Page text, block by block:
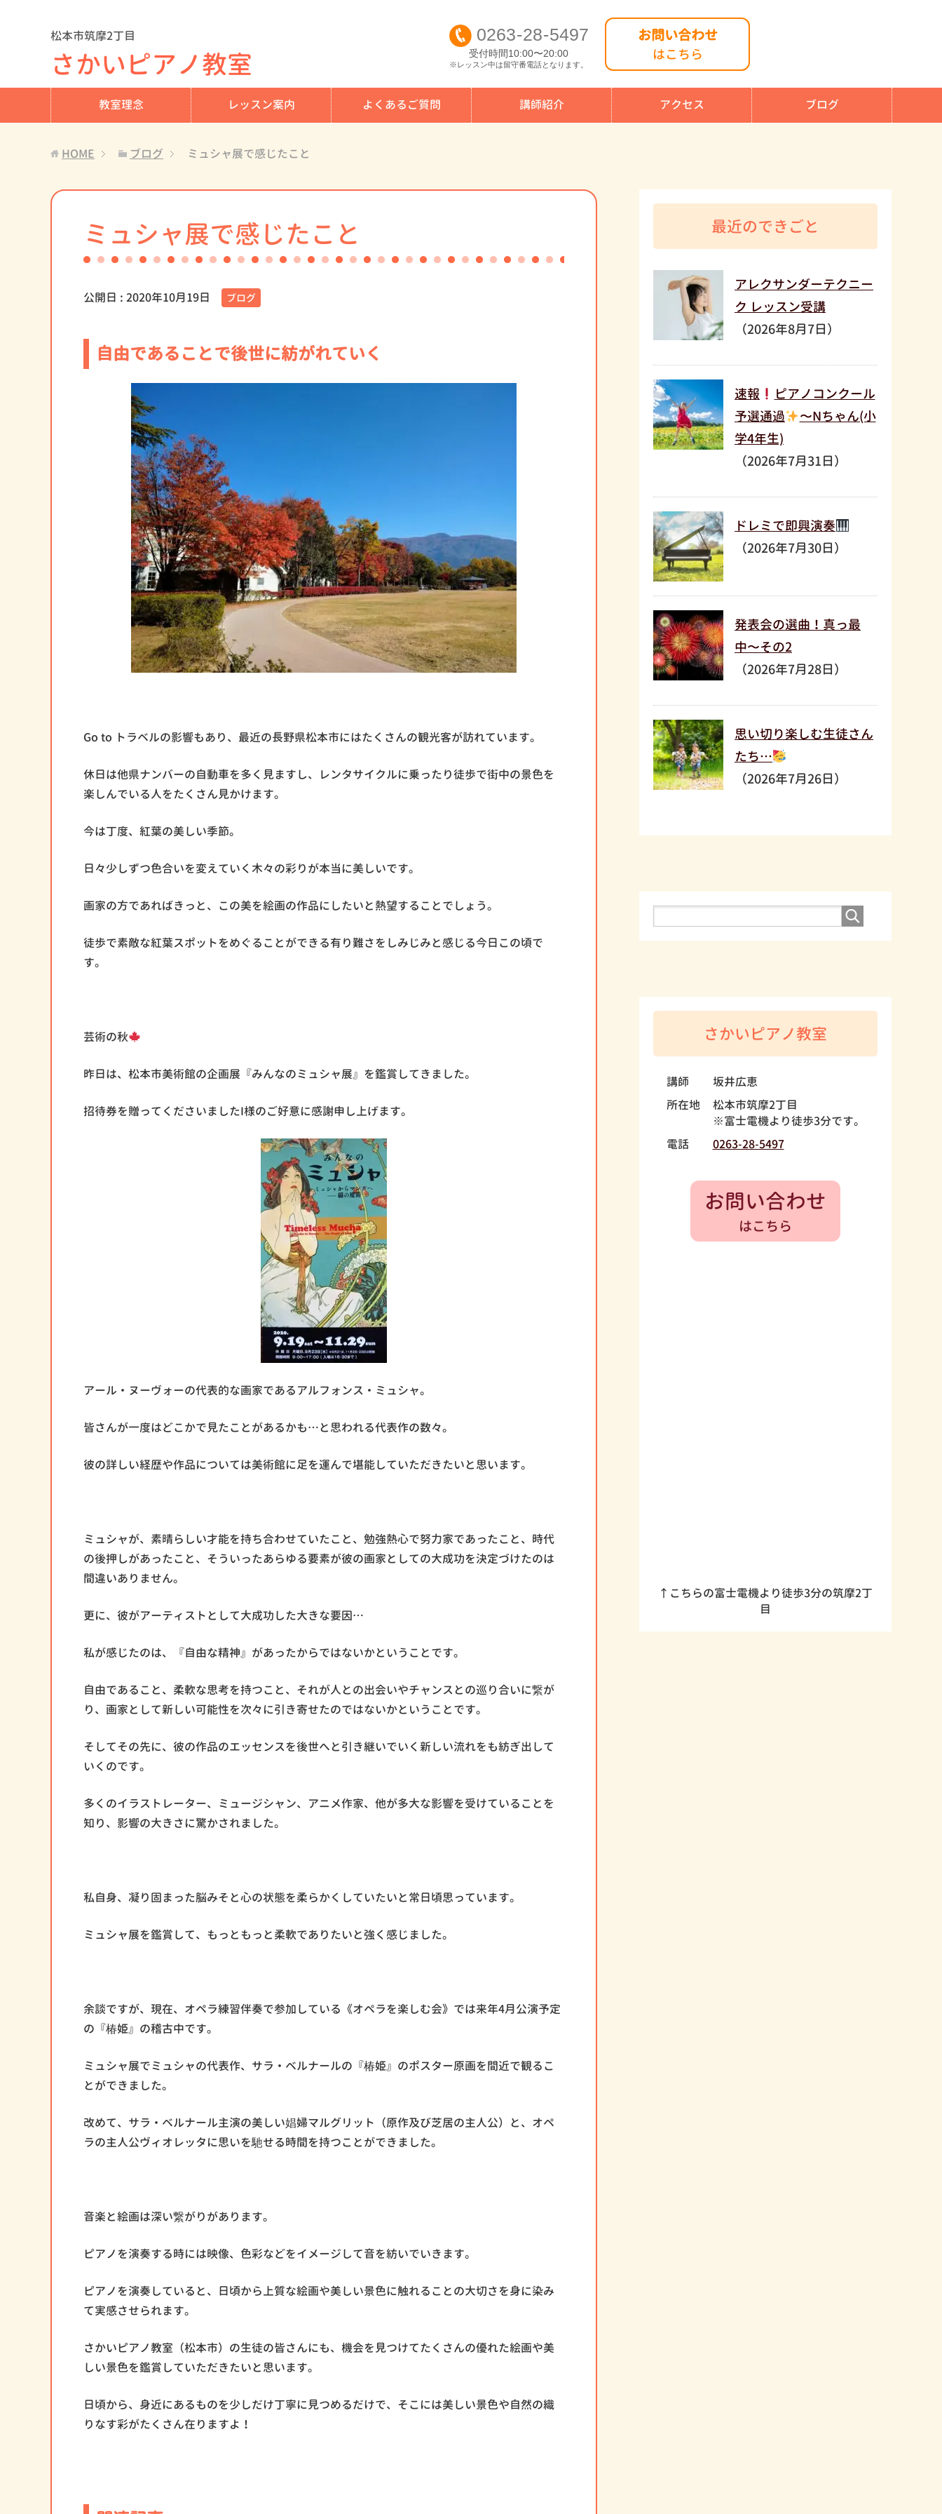
松本市筑摩2丁目
さかいピアノ教室
0263-28-5497
受付時間10:00〜20:00
※レッスン中は留守番電話となります。
お問い合わせ
はこちら
教室理念 レッスン案内 よくあるご質問 講師紹介 アクセス ブログ
HOME ブログ ミュシャ展で感じたこと
ミュシャ展で感じたこと
公開日 : 2020年10月19日 ブログ
自由であることで後世に紡がれていく
Go to トラベルの影響もあり、最近の長野県松本市にはたくさんの観光客が訪れています。
休日は他県ナンバーの自動車を多く見ますし、レンタサイクルに乗ったり徒歩で街中の景色を
楽しんでいる人をたくさん見かけます。
今は丁度、紅葉の美しい季節。
日々少しずつ色合いを変えていく木々の彩りが本当に美しいです。
画家の方であればきっと、この美を絵画の作品にしたいと熱望することでしょう。
徒歩で素敵な紅葉スポットをめぐることができる有り難さをしみじみと感じる今日この頃で
す。
芸術の秋
昨日は、松本市美術館の企画展『みんなのミュシャ展』を鑑賞してきました。
招待券を贈ってくださいましたI様のご好意に感謝申し上げます。
アール・ヌーヴォーの代表的な画家であるアルフォンス・ミュシャ。
皆さんが一度はどこかで見たことがあるかも…と思われる代表作の数々。
彼の詳しい経歴や作品については美術館に足を運んで堪能していただきたいと思います。
ミュシャが、素晴らしい才能を持ち合わせていたこと、勉強熱心で努力家であったこと、時代
の後押しがあったこと、そういったあらゆる要素が彼の画家としての大成功を決定づけたのは
間違いありません。
更に、彼がアーティストとして大成功した大きな要因…
私が感じたのは、『自由な精神』があったからではないかということです。
自由であること、柔軟な思考を持つこと、それが人との出会いやチャンスとの巡り合いに繋が
り、画家として新しい可能性を次々に引き寄せたのではないかということです。
そしてその先に、彼の作品のエッセンスを後世へと引き継いでいく新しい流れをも紡ぎ出して
いくのです。
多くのイラストレーター、ミュージシャン、アニメ作家、他が多大な影響を受けていることを
知り、影響の大きさに驚かされました。
私自身、凝り固まった脳みそと心の状態を柔らかくしていたいと常日頃思っています。
ミュシャ展を鑑賞して、もっともっと柔軟でありたいと強く感じました。
余談ですが、現在、オペラ練習伴奏で参加している《オペラを楽しむ会》では来年4月公演予定
の『椿姫』の稽古中です。
ミュシャ展でミュシャの代表作、サラ・ベルナールの『椿姫』のポスター原画を間近で観るこ
とができました。
改めて、サラ・ベルナール主演の美しい娼婦マルグリット（原作及び芝居の主人公）と、オペ
ラの主人公ヴィオレッタに思いを馳せる時間を持つことができました。
音楽と絵画は深い繋がりがあります。
ピアノを演奏する時には映像、色彩などをイメージして音を紡いでいきます。
ピアノを演奏していると、日頃から上質な絵画や美しい景色に触れることの大切さを身に染み
て実感させられます。
さかいピアノ教室（松本市）の生徒の皆さんにも、機会を見つけてたくさんの優れた絵画や美
しい景色を鑑賞していただきたいと思います。
日頃から、身近にあるものを少しだけ丁寧に見つめるだけで、そこには美しい景色や自然の織
りなす彩がたくさん在りますよ！
最近のできごと
アレクサンダーテクニー
ク レッスン受講
（2026年8月7日）
速報
ピアノコンクール
予選通過
〜Nちゃん(小
学4年生)
（2026年7月31日）
ドレミで即興演奏
（2026年7月30日）
発表会の選曲！真っ最
中〜その2
（2026年7月28日）
思い切り楽しむ生徒さん
たち…
（2026年7月26日）
さかいピアノ教室
講師
坂井広恵
所在地
松本市筑摩2丁目
※富士電機より徒歩3分です。
電話
0263-28-5497
お問い合わせ
はこちら
↑こちらの富士電機より徒歩3分の筑摩2丁
目